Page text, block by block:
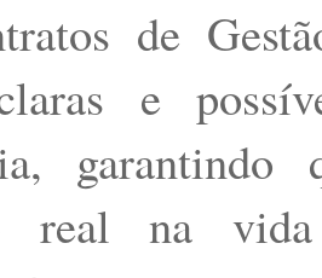
de
e
real na